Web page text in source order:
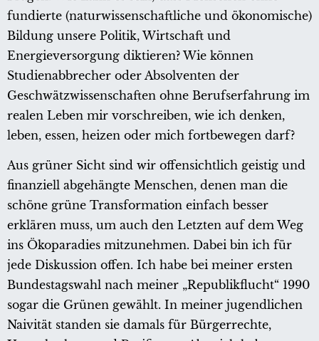
fundierte (naturwissenschaftliche und ökonomische)
Bildung unsere Politik, Wirtschaft und
Energieversorgung diktieren? Wie können
Studienabbrecher oder Absolventen der
Geschwätzwissenschaften ohne Berufserfahrung im
realen Leben mir vorschreiben, wie ich denken,
leben, essen, heizen oder mich fortbewegen darf?
Aus grüner Sicht sind wir offensichtlich geistig und
finanziell abgehängte Menschen, denen man die
schöne grüne Transformation einfach besser
erklären muss, um auch den Letzten auf dem Weg
ins Ökoparadies mitzunehmen. Dabei bin ich für
jede Diskussion offen. Ich habe bei meiner ersten
Bundestagswahl nach meiner „Republikflucht“ 1990
sogar die Grünen gewählt. In meiner jugendlichen
Naivität standen sie damals für Bürgerrechte,